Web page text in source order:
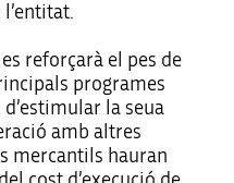
reforçarà el pes de
programes
d’estimular la seua
amb altres
mercantils hauran